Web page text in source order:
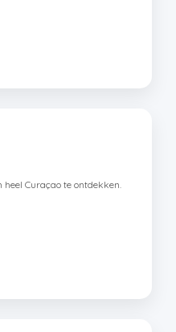
heel Curaçao te ontdekken.